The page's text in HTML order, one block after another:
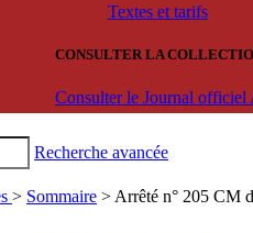
Textes et tarifs
CONSULTER LA
Consulter le Journal officiel
Recherche avancée
> Sommaire > Arrêté n° 205 CM